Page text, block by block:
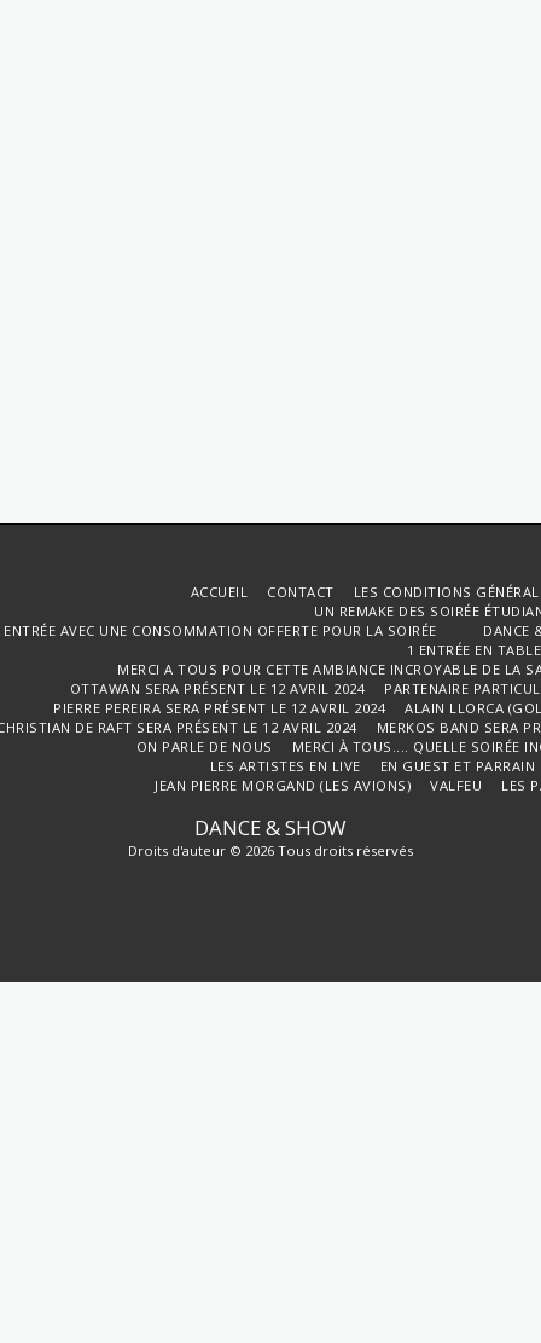
DANCE & SHOW
Droits d'auteur © 2026 Tous droits réservés
ACCUEIL CONTACT
LES CONDITIONS
UN REMAKE DES SOIRÉE
ENTRÉE AVEC UNE CONSOMMATION OFFERTE POUR LA SOIRÉE DANCE
1 ENTRÉE EN
MERCI A TOUS POUR CETTE AMBIANCE INCROYABLE DE LA
OTTAWAN SERA PRÉSENT LE 12 AVRIL 2024
PARTENAIRE
PIERRE PEREIRA SERA PRÉSENT LE 12 AVRIL 2024
ALAIN LLORCA
DE RAFT SERA PRÉSENT LE 12 AVRIL 2024
MERKOS BAND SERA
ON PARLE DE NOUS
MERCI À TOUS.... QUELLE SOIRÉE
LES ARTISTES EN LIVE
EN GUEST ET PARRAIN
JEAN PIERRE MORGAND (LES AVIONS)
VALFEU LES